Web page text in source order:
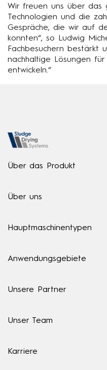
Wir freuen uns über das
Technologien und die
Gespräche, die wir auf
konnten“, so Ludwig
Fachbesuchern bestärkt
nachhaltige Lösungen
entwickeln.“
Über das Produkt
Über uns
Hauptmaschinentypen
Anwendungsgebiete
Unsere Partner
Unser Team
Karriere